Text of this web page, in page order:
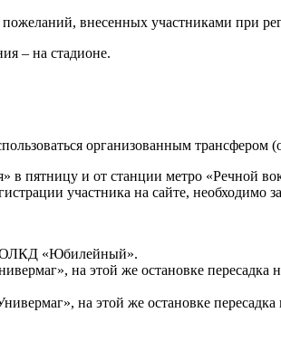
внесенных участниками при
– на стадионе.
организованным трансфером
в пятницу и от станции метро «Речной
участника на сайте, необходимо
«Юбилейный».
на этой же остановке
на этой же остановке